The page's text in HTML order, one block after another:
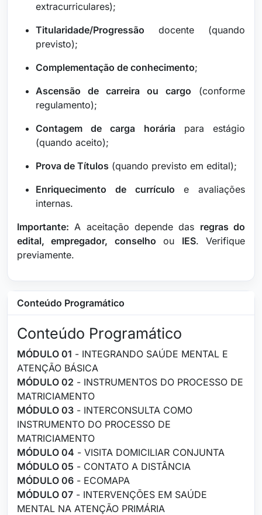
extracurriculares);
Titularidade/Progressão docente (quando
previsto);
Complementação de conhecimento;
Ascensão de carreira ou cargo (conforme
regulamento);
Contagem de carga horáriapara estágio
(quando aceito);
Prova de Títulos (quando previsto em edital);
Enriquecimento de currículo e avaliações
internas.
Importante: A aceitação depende das regras do
edital, empregador, conselho ou IES. Verifique
previamente.
Conteúdo Programático
Conteúdo Programático
MÓDULO 01 - INTEGRANDO SAÚDE MENTAL E
ATENÇÃO BÁSICA
MÓDULO 02 - INSTRUMENTOS DO PROCESSO DE
MATRICIAMENTO
MÓDULO 03 - INTERCONSULTA COMO
INSTRUMENTO DO PROCESSO DE
MATRICIAMENTO
MÓDULO 04 - VISITA DOMICILIAR CONJUNTA
MÓDULO 05 - CONTATO A DISTÂNCIA
MÓDULO 06 - ECOMAPA
MÓDULO 07 - INTERVENÇÕES EM SAÚDE
MENTAL NA ATENÇÃO PRIMÁRIA